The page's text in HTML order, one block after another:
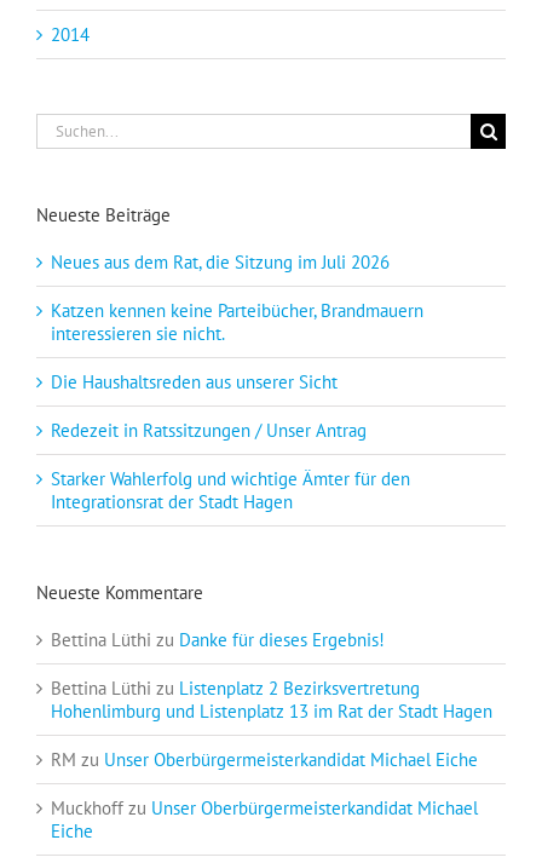
2014
Suche
nach:
Neueste Beiträge
Neues aus dem Rat, die Sitzung im Juli 2026
Katzen kennen keine Parteibücher, Brandmauern
interessieren sie nicht.
Die Haushaltsreden aus unserer Sicht
Redezeit in Ratssitzungen / Unser Antrag
Starker Wahlerfolg und wichtige Ämter für den
Integrationsrat der Stadt Hagen
Neueste Kommentare
Bettina Lüthi zu Danke für dieses Ergebnis!
Bettina Lüthi zu Listenplatz 2 Bezirksvertretung
Hohenlimburg und Listenplatz 13 im Rat der Stadt Hagen
RM zu Unser Oberbürgermeisterkandidat Michael Eiche
Muckhoff zu Unser Oberbürgermeisterkandidat Michael
Eiche